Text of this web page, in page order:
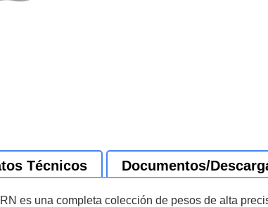
Técnicos Documentos/
es una completa colección de pesos de alta